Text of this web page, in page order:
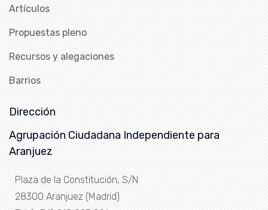
Artículos
Propuestas pleno
Recursos y alegaciones
Barrios
Dirección
Agrupación Ciudadana Independiente para
Aranjuez
Plaza de la Constitución, S/N
28300 Aranjuez (Madrid)